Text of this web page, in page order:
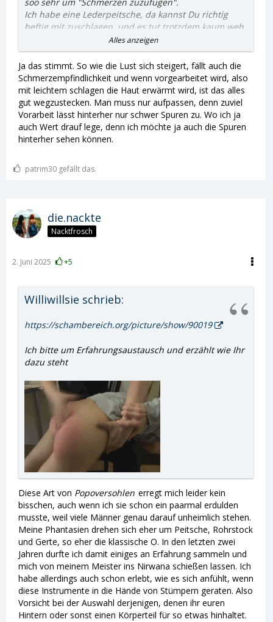
Ich habe eine Lederpeitsche, da kannst Du richtig
heftig mit zuschlagen, und es tut trotzdem kaum weh,
aber dennoch bekommt man eine gewissen Zeit, sehr
wohl rote Streifen, die auch schon mal beim
hinsetzen zu spüren sind.
Aber der Akt als solches, also das führen der Peitsche,
ist eine Sache, es zu hören, wie das Leder auf die
Haut trifft, eine weitere Sache, und weil der/die
Deliquenten, ja vorher nicht genau wissen, wo und
wie es sie trifft, erschrecken sich schon, was dann
Es geht auch um das Machtgefühl und die
Das Thema ist viel komplexer als man manchmal
denkt.
ging mir ja Anfangs auch so, aber wenn Du aber
Alles anzeigen
Ja das stimmt. So wie die Lust sich steigert, fällt auch die
Schmerzempfindlichkeit und wenn vorgearbeitet wird, also
mit leichtem schlagen die Haut erwärmt wird, ist das alles
gut wegzustecken. Man muss nur aufpassen, denn zuviel
Vorarbeit lässt hinterher nur schwer Spuren zu. Wo ich ja
auch Wert drauf lege, denn ich möchte ja auch die Spuren
hinterher sehen können.
patrim30 gefällt das.
die.nackte
Nacktfrosch
2. Juni 2025 +5
Williwillsie schrieb:
https://schambereich.org/picture/show/90019
Ich bitte um Erfahrungsaustausch und erzählt wie Ihr
dazu steht
Diese Art von Popoversohlen erregt mich leider kein
bisschen, auch wenn ich sie schon ein paarmal erdulden
musste, weil viele Männer genau darauf unheimlich stehen.
Meine Phantasien drehen sich eher um Peitsche, Rohrstock
und Gerte, so eher die klassische O. In den letzten zwei
Jahren durfte ich damit einiges an Erfahrung sammeln und
mich von meinem Meister ins Nirwana schießen lassen. Ich
habe allerdings auch schon erlebt, wie es sich anfühlt, wenn
diese Instrumente in die Hände von Stümpern geraten. Also
Vorsicht bei der Auswahl derjenigen, denen ihr euren
Hintern oder sonst einen Körperteil für so etwas hinhaltet.